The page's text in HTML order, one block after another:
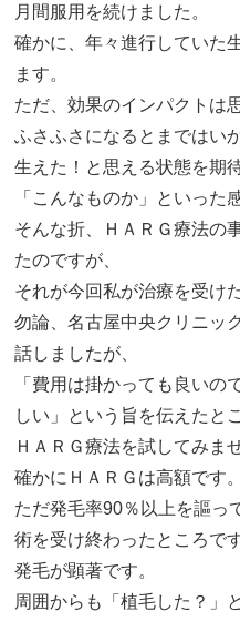
月間服用を続けました。
確かに、年々進行していた
ます。
ただ、効果のインパクトは
ふさふさになるとまではい
生えた！と思える状態を期
「こんなものか」といった
そんな折、ＨＡＲＧ療法の
たのですが、
それが今回私が治療を受け
勿論、名古屋中央クリニッ
話しましたが、
「費用は掛かっても良いの
しい」という旨を伝えたと
ＨＡＲＧ療法を試してみま
確かにＨＡＲＧは高額です。
ただ発毛率90％以上を謳っ
術を受け終わったところで
発毛が顕著です。
周囲からも「植毛した？」